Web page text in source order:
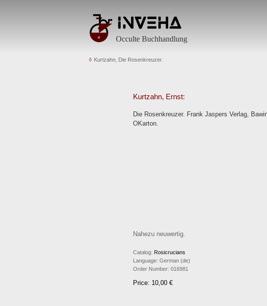
Occulte Buchhandlung
Kurtzahn, Die Rosenkreuzer.
Kurtzahn, Ernst:
Die Rosenkreuzer. Frank Jaspers Verlag,
OKarton.
Nahezu neuwertig.
Catalog: Rosicrucians
Language: German (de)
Order Number: 016981
Price: 10,00 €